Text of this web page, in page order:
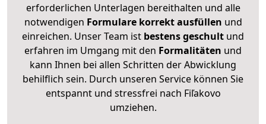
erforderlichen Unterlagen bereithalten und alle
notwendigen Formulare korrekt ausfüllen und
einreichen. Unser Team ist bestens geschult und
erfahren im Umgang mit den Formalitäten und
kann Ihnen bei allen Schritten der Abwicklung
behilflich sein. Durch unseren Service können Sie
entspannt und stressfrei nach Fiľakovo
umziehen.